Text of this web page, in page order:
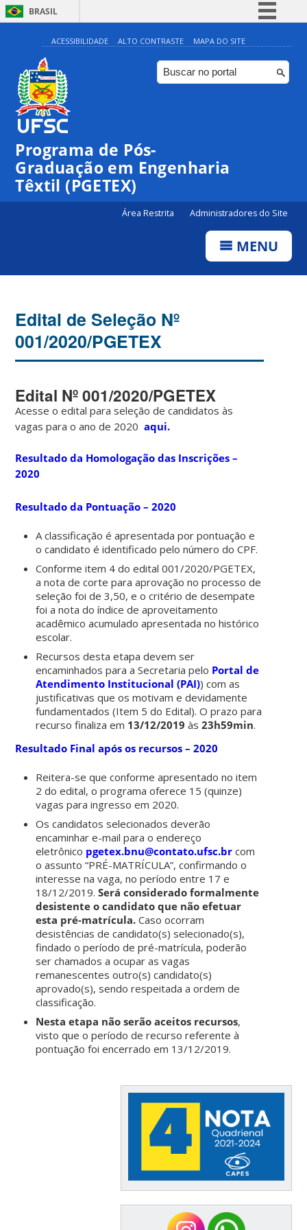
BRASIL
Simplifique!
Comunica BR
Participe
ACESSIBILIDADE ALTO CONTRASTE MAPA DO SITE
Programa de Pós-
Graduação em Engenharia
Têxtil (PGETEX)
Área Restrita Administradores do Site
MENU
Edital de Seleção Nº
001/2020/PGETEX
Edital Nº 001/2020/PGETEX
Acesse o edital para seleção de candidatos às
vagas para o ano de 2020aqui.
Resultado da Homologação das Inscrições –
2020
Resultado da Pontuação – 2020
A classificação é apresentada por pontuação e
o candidato é identificado pelo número do CPF.
Conforme item 4 do edital 001/2020/PGETEX,
a nota de corte para aprovação no processo de
seleção foi de 3,50, e o critério de desempate
foi a nota do índice de aproveitamento
acadêmico acumulado apresentada no histórico
escolar.
Recursos desta etapa devem ser
encaminhados para a Secretaria pelo Portal de
Atendimento Institucional (PAI)) com as
justificativas que os motivam e devidamente
fundamentados (Item 5 do Edital). O prazo para
recurso finaliza em 13/12/2019às23h59min.
Resultado Final após os recursos – 2020
Reitera-se que conforme apresentado no item
2 do edital, o programa oferece 15 (quinze)
vagas para ingresso em 2020.
Os candidatos selecionados deverão
encaminhar e-mail para o endereço
eletrônico pgetex.bnu@contato.ufsc.br com
o assunto “PRÉ-MATRÍCULA”, confirmando o
interesse na vaga, no período entre 17 e
18/12/2019.Será considerado formalmente
desistente o candidato que não efetuar
esta pré-matrícula. Caso ocorram
desistências de candidato(s) selecionado(s),
findado o período de pré-matrícula, poderão
ser chamados a ocupar as vagas
remanescentes outro(s) candidato(s)
aprovado(s), sendo respeitada a ordem de
classificação.
Nesta etapa não serão aceitos recursos,
visto que o período de recurso referente à
pontuação foi encerrado em 13/12/2019.